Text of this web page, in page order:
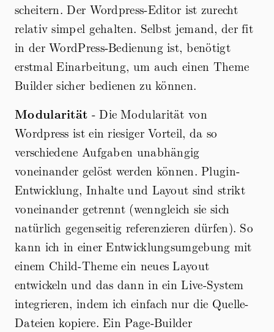
scheitern. Der Wordpress-Editor ist zurecht
relativ simpel gehalten. Selbst jemand, der fit
in der WordPress-Bedienung ist, benötigt
erstmal Einarbeitung, um auch einen Theme
Builder sicher bedienen zu können.
Modularität - Die Modularität von
Wordpress ist ein riesiger Vorteil, da so
verschiedene Aufgaben unabhängig
voneinander gelöst werden können. Plugin-
Entwicklung, Inhalte und Layout sind strikt
voneinander getrennt (wenngleich sie sich
natürlich gegenseitig referenzieren dürfen). So
kann ich in einer Entwicklungsumgebung mit
einem Child-Theme ein neues Layout
entwickeln und das dann in ein Live-System
integrieren, indem ich einfach nur die Quelle-
Dateien kopiere. Ein Page-Builder